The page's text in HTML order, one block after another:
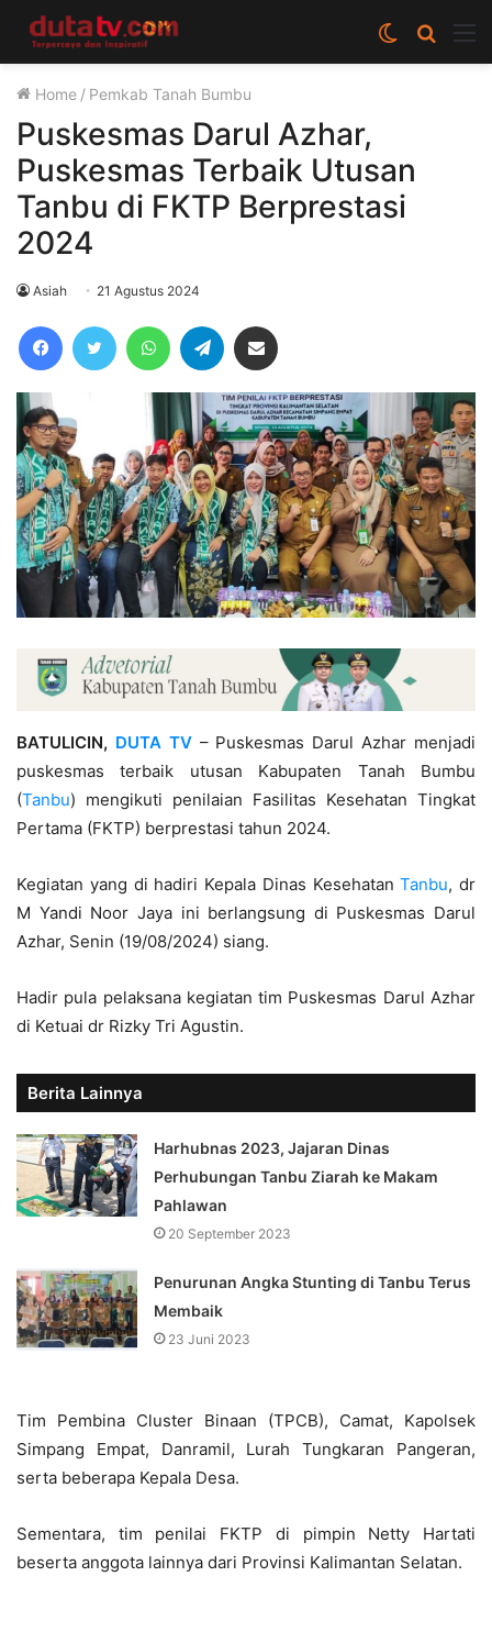
Cari
berita
Switch
skin
Home / Pemkab Tanah Bumbu
Puskesmas Darul Azhar,
Puskesmas Terbaik Utusan
Tanbu di FKTP Berprestasi
2024
Asiah 21 Agustus 2024
FacebookTwitter WhatsAppTelegram
BATULICIN, DUTA TV– Puskesmas Darul Azhar menjadi
puskesmas terbaik utusan Kabupaten Tanah Bumbu
(Tanbu) mengikuti penilaian Fasilitas Kesehatan Tingkat
Pertama (FKTP) berprestasi tahun 2024.
Kegiatan yang di hadiri Kepala Dinas KesehatanTanbu, dr
M Yandi Noor Jaya ini berlangsung di Puskesmas Darul
Azhar, Senin (19/08/2024) siang.
Hadir pula pelaksana kegiatan tim Puskesmas Darul Azhar
di Ketuai dr Rizky Tri Agustin.
Berita Lainnya
Harhubnas 2023, Jajaran Dinas
Perhubungan Tanbu Ziarah ke Makam
Pahlawan
20 September 2023
Penurunan Angka Stunting di Tanbu Terus
Membaik
23 Juni 2023
Tim Pembina Cluster Binaan (TPCB), Camat, Kapolsek
Simpang Empat, Danramil, Lurah Tungkaran Pangeran,
serta beberapa Kepala Desa.
Sementara, tim penilai FKTP di pimpin Netty Hartati
beserta anggota lainnya dari Provinsi Kalimantan Selatan.